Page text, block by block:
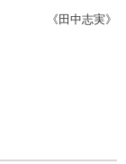
《田中志実》